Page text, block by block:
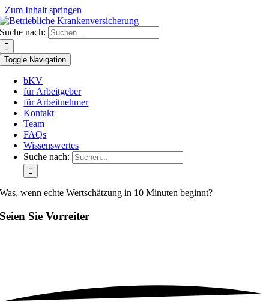
Zum Inhalt springen
Suche nach:
Toggle Navigation
bKV
für Arbeitgeber
für Arbeitnehmer
Kontakt
Team
FAQs
Wissenswertes
Suche nach:
Was, wenn echte Wertschätzung in 10 Minuten beginnt?
Seien Sie Vorreiter